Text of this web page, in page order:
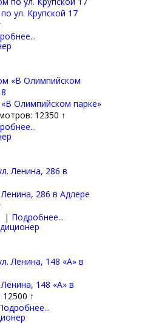
ул. Крупской 17
Олимпийском парке»
12350 ↑
286 в Адлере
| Подробнее...
148 «А» в
↑